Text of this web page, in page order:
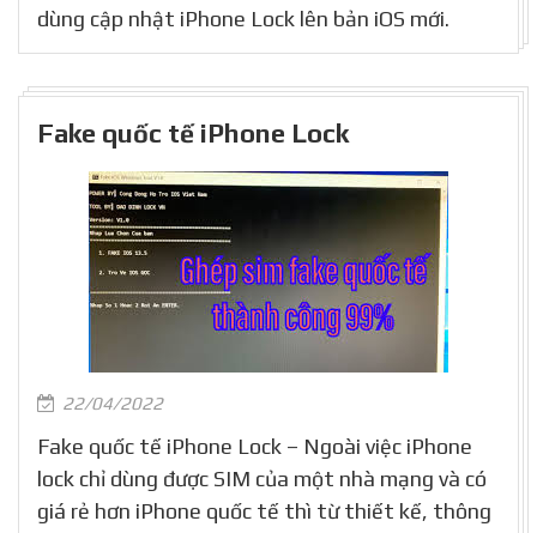
dùng cập nhật iPhone Lock lên bản iOS mới.
Fake quốc tế iPhone Lock
22/04/2022
Fake quốc tế iPhone Lock – Ngoài việc iPhone
lock chỉ dùng được SIM của một nhà mạng và có
giá rẻ hơn iPhone quốc tế thì từ thiết kế, thông